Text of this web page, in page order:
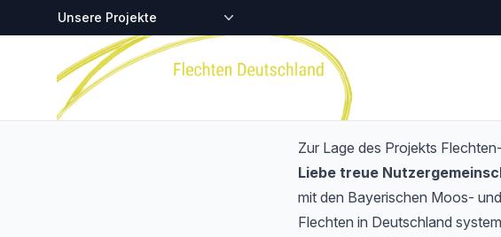
Zentralstellen-Projekte
Startseite
Zur Lage des Projekts
Liebe treue
mit den Bayerischen Moos-
Flechten in Deutschland